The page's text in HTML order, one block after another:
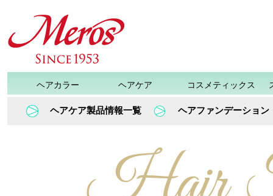
ヘアカラー ヘアケア コスメティックス
ヘアケア製品情報一覧 ヘアファンデーショ